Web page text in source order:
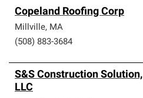
Copeland Roofing Corp
Millville, MA
(508) 883-3684
S&S Construction Solution,
LLC